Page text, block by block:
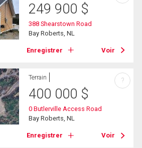
249 900 $
388 Shearstown Road
Bay Roberts, NL
Enregistrer Voir
Terrain
400 000 $
0 Butlerville Access Road
Bay Roberts, NL
Enregistrer Voir
?